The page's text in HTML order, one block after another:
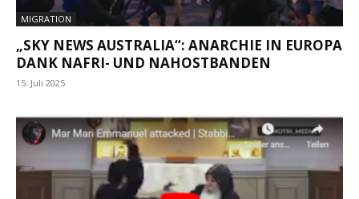
MIGRATION
„SKY NEWS AUSTRALIA“: ANARCHIE IN EUROPA
DANK NAFRI- UND NAHOSTBANDEN
15. Juli 2025